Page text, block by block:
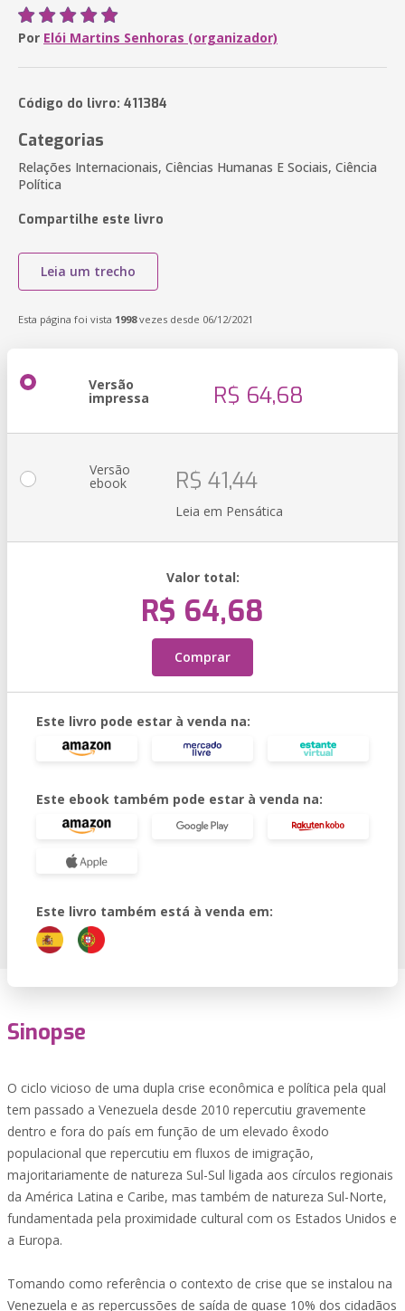
Por Elói Martins Senhoras (organizador)
Código do livro: 411384
Categorias
Relações Internacionais, Ciências Humanas E Sociais, Ciência
Política
Compartilhe este livro
Leia um trecho
Esta página foi vista 1998vezes desde 06/12/2021
Versão
impressa R$ 64,68
Versão
ebook R$ 41,44
Leia em Pensática
Valor total:
R$ 64,68
Comprar
Este livro pode estar à venda na:
Este ebook também pode estar à venda na:
Este livro também está à venda em:
Sinopse
O ciclo vicioso de uma dupla crise econômica e política pela qual
tem passado a Venezuela desde 2010 repercutiu gravemente
dentro e fora do país em função de um elevado êxodo
populacional que repercutiu em fluxos de imigração,
majoritariamente de natureza Sul-Sul ligada aos círculos regionais
da América Latina e Caribe, mas também de natureza Sul-Norte,
fundamentada pela proximidade cultural com os Estados Unidos e
a Europa.
Tomando como referência o contexto de crise que se instalou na
Venezuela e as repercussões de saída de quase 10% dos cidadãos